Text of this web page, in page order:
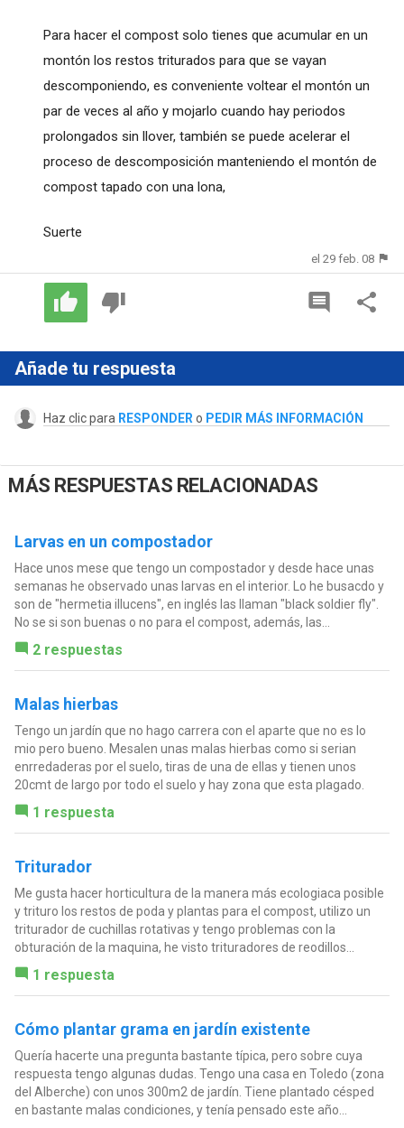
Para hacer el compost solo tienes que acumular en un
montón los restos triturados para que se vayan
descomponiendo, es conveniente voltear el montón un
par de veces al año y mojarlo cuando hay periodos
prolongados sin llover, también se puede acelerar el
proceso de descomposición manteniendo el montón de
compost tapado con una lona,
Suerte
el 29 feb. 08
Añade tu respuesta
Haz clic para RESPONDER o PEDIR MÁS INFORMACIÓN
MÁS RESPUESTAS RELACIONADAS
Larvas en un compostador
Hace unos mese que tengo un compostador y desde hace unas
semanas he observado unas larvas en el interior. Lo he busacdo y
son de "hermetia illucens", en inglés las llaman "black soldier fly".
No se si son buenas o no para el compost, además, las...
2 respuestas
Malas hierbas
Tengo un jardín que no hago carrera con el aparte que no es lo
mio pero bueno. Mesalen unas malas hierbas como si serian
enrredaderas por el suelo, tiras de una de ellas y tienen unos
20cmt de largo por todo el suelo y hay zona que esta plagado.
1 respuesta
Triturador
Me gusta hacer horticultura de la manera más ecologiaca posible
y trituro los restos de poda y plantas para el compost, utilizo un
triturador de cuchillas rotativas y tengo problemas con la
obturación de la maquina, he visto trituradores de reodillos...
1 respuesta
Cómo plantar grama en jardín existente
Quería hacerte una pregunta bastante típica, pero sobre cuya
respuesta tengo algunas dudas. Tengo una casa en Toledo (zona
del Alberche) con unos 300m2 de jardín. Tiene plantado césped
en bastante malas condiciones, y tenía pensado este año...